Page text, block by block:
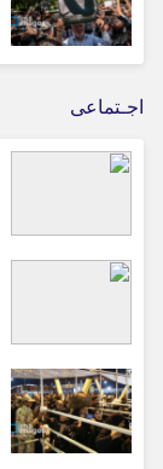
اجـتماعی